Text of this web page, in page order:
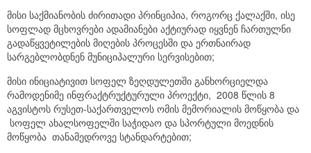
მისი საქმიანობის ძირითადი პრინციპია, როგორც ქალაქში, ისე
სოფლად მცხოვრები ადამიანები აქტიურად იყვნენ ჩართულნი
გადაწყვეტილების მიღების პროცესში და ერთნაირად
სარგებლობდნენ მუნიციპალური სერვისებით;
მისი ინიციატივით სოფელ ზეღდულეთში განხორციელდა
რამოდენიმე ინფრაქტრუქტურული პროექტი, 2008 წლის 8
აგვისტოს რუსეთ-საქართველოს ომის მემორიალის მოწყობა და
სოფელ ახალსოფელში საჭიდაო და სპორტული მოედნის
მოწყობა თანამედროვე სტანდარტებით;